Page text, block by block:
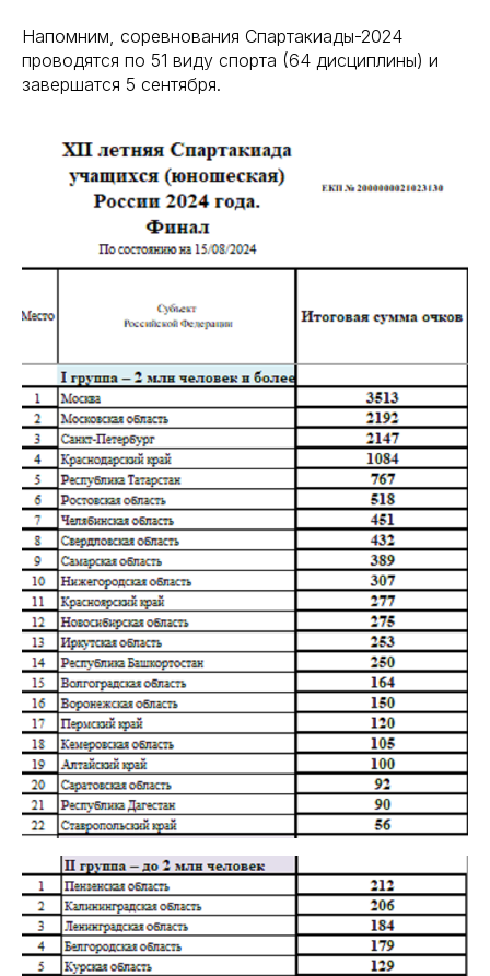
Напомним, соревнования Спартакиады-2024
проводятся по 51 виду спорта (64 дисциплины) и
завершатся 5 сентября.